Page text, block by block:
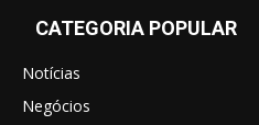
CATEGORIA POPULAR
Notícias
Negócios